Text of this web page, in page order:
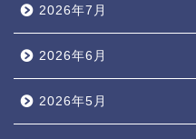
2026年7月
2026年6月
2026年5月